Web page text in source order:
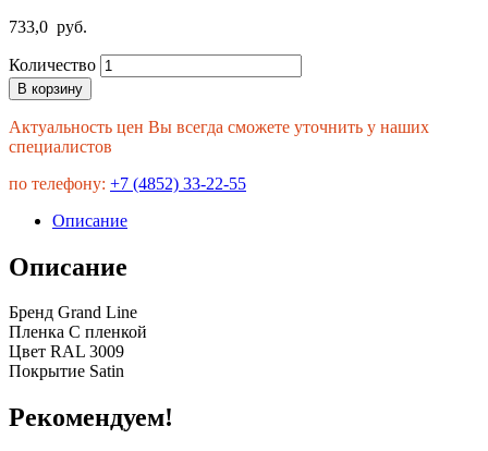
733,0 руб.
Количество
В корзину
Актуальность цен Вы всегда сможете уточнить у наших
специалистов
по телефону: +7 (4852) 33-22-55
Описание
Описание
Бренд Grand Line
Пленка С пленкой
Цвет RAL 3009
Покрытие Satin
Рекомендуем!